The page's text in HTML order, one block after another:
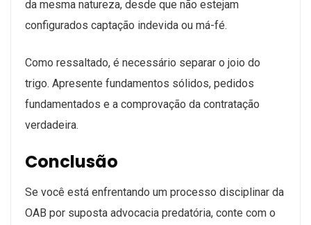
da mesma natureza, desde que não estejam
configurados captação indevida ou má-fé.
Como ressaltado, é necessário separar o joio do
trigo. Apresente fundamentos sólidos, pedidos
fundamentados e a comprovação da contratação
verdadeira.
Conclusão
Se você está enfrentando um processo disciplinar da
OAB por suposta advocacia predatória, conte com o